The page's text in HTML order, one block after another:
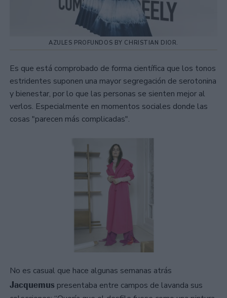
AZULES PROFUNDOS BY CHRISTIAN DIOR.
Es que está comprobado de forma científica que los tonos
estridentes suponen una mayor segregación de serotonina
y bienestar, por lo que las personas se sienten mejor al
verlos. Especialmente en momentos sociales donde las
cosas "parecen más complicadas".
No es casual que hace algunas semanas atrás
Jacquemus presentaba entre campos de lavanda sus